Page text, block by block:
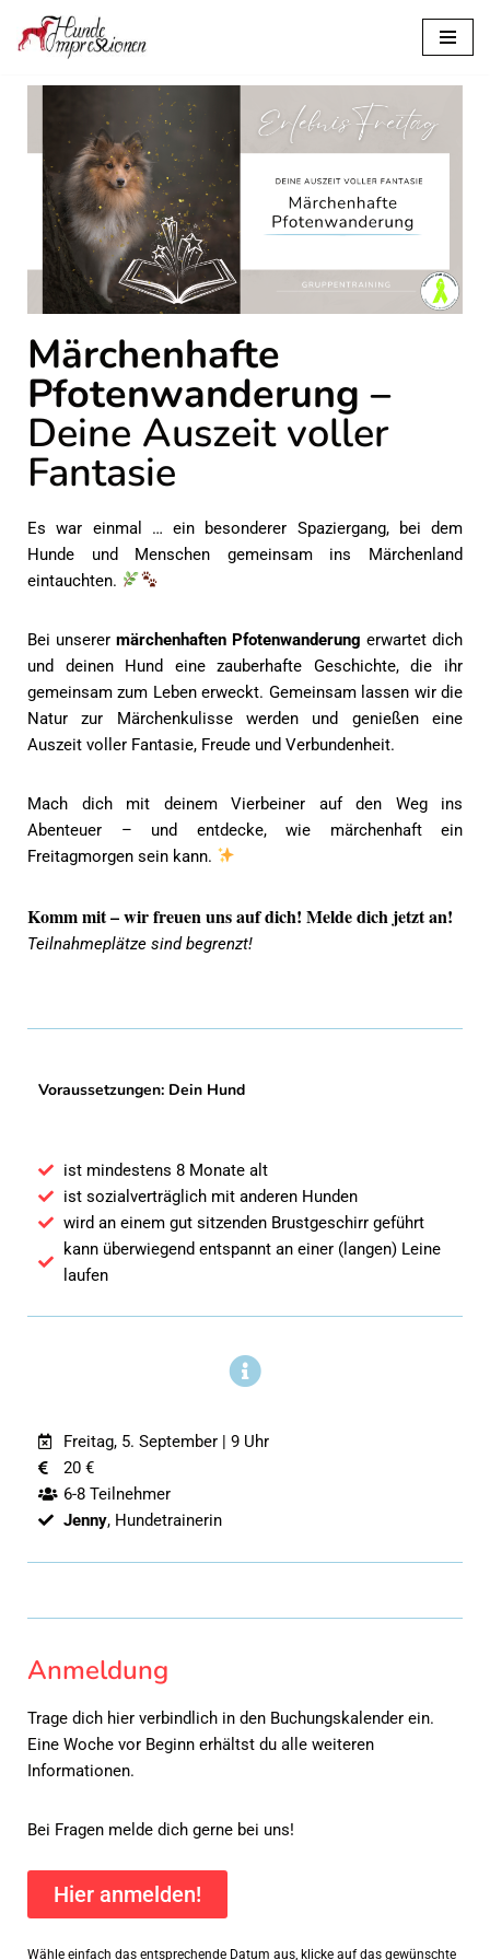
Zum
Inhalt
Märchenhafte
Pfotenwanderung –
Deine Auszeit voller
Fantasie
Es war einmal … ein besonderer Spaziergang, bei dem
Hunde und Menschen gemeinsam ins Märchenland
eintauchten.
Bei unserer märchenhaften Pfotenwanderung erwartet dich
und deinen Hund eine zauberhafte Geschichte, die ihr
gemeinsam zum Leben erweckt. Gemeinsam lassen wir die
Natur zur Märchenkulisse werden und genießen eine
Auszeit voller Fantasie, Freude und Verbundenheit.
Mach dich mit deinem Vierbeiner auf den Weg ins
Abenteuer – und entdecke, wie märchenhaft ein
Freitagmorgen sein kann.
Komm mit – wir freuen uns auf dich! Melde dich jetzt an!
Teilnahmeplätze sind begrenzt!
Voraussetzungen: Dein Hund
ist mindestens 8 Monate alt
ist sozialverträglich mit anderen Hunden
wird an einem gut sitzenden Brustgeschirr geführt
kann überwiegend entspannt an einer (langen) Leine
laufen
Freitag, 5. September | 9 Uhr
20 €
6-8 Teilnehmer
Jenny, Hundetrainerin
Anmeldung
Trage dich hier verbindlich in den Buchungskalender ein.
Eine Woche vor Beginn erhältst du alle weiteren
Informationen.
Bei Fragen melde dich gerne bei uns!
Hier anmelden!
Wähle einfach das entsprechende Datum aus, klicke auf das gewünschte